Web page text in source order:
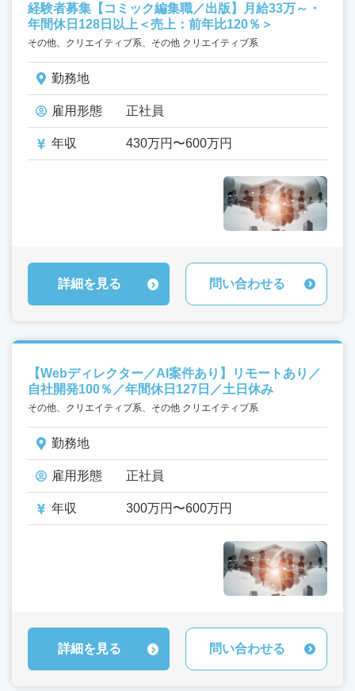
経験者募集【コミック編集職／出版】月給33万～・
年間休日128日以上＜売上：前年比120％＞
その他、クリエイティブ系、その他 クリエイティブ系
勤務地
雇用形態 正社員
年収 430万円〜600万円
詳細を見る 問い合わせる
【Webディレクター／AI案件あり】リモートあり／
自社開発100％／年間休日127日／土日休み
その他、クリエイティブ系、その他 クリエイティブ系
勤務地
雇用形態 正社員
年収 300万円〜600万円
詳細を見る 問い合わせる